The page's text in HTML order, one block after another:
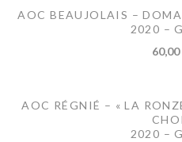
AOC BEAUJOLAIS –
2020 –
60,00
AOC RÉGNIÉ – « LA
2020 –